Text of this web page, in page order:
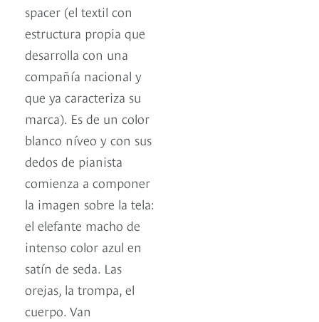
spacer (el textil con
estructura propia que
desarrolla con una
compañía nacional y
que ya caracteriza su
marca). Es de un color
blanco níveo y con sus
dedos de pianista
comienza a componer
la imagen sobre la tela:
el elefante macho de
intenso color azul en
satín de seda. Las
orejas, la trompa, el
cuerpo. Van